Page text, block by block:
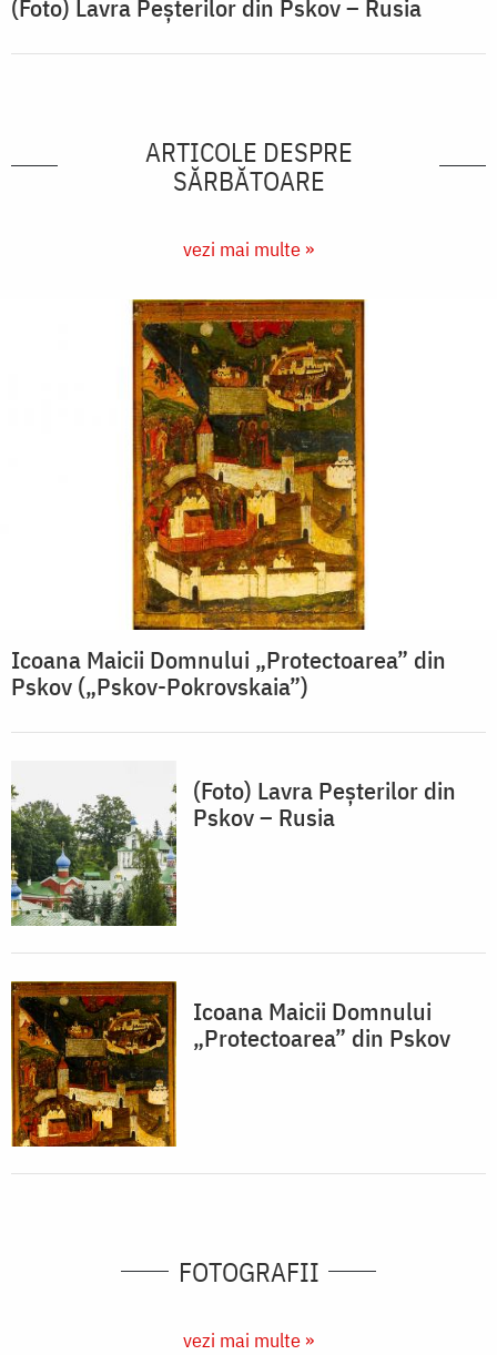
(Foto) Lavra Peșterilor din Pskov – Rusia
ARTICOLE DESPRE
SĂRBĂTOARE
vezi mai multe »
Icoana Maicii Domnului „Protectoarea” din
Pskov („Pskov-Pokrovskaia”)
(Foto) Lavra Peșterilor din
Pskov – Rusia
Icoana Maicii Domnului
„Protectoarea” din Pskov
FOTOGRAFII
vezi mai multe »